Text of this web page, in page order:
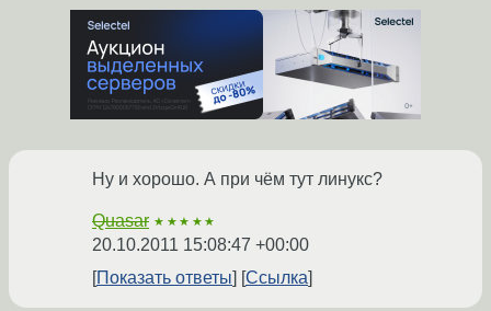
Ну и хорошо. А при чём тут линукс?
Quasar ★★★★★
20.10.2011 15:08:47 +00:00
Показать ответы
Ссылка